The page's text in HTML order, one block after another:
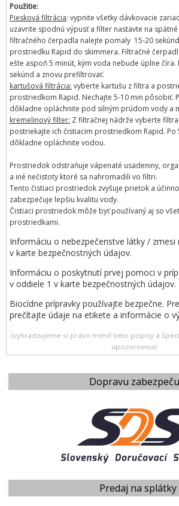
Dopravu
Predaj na splátky
Použitie:
Piesková filtrácia: vypnite všetky dávkovacie
uzavrite spodnú výpusť a filter nastavte na
filtračného čerpadla nalejte pomaly 15-20
prostriedku Rapid do skimmera. Filtračné
ešte aspoň 5 minút, kým voda nebude úplne
sekúnd a znovu prefiltrovať.
kartušová filtrácia: vyberte kartušu z filtra a
prostriedkom Rapid. Nechajte 5-10 min pôsobiť.
dôkladne opláchnite pod silným prúdom vody a
kremelinový filter: Z filtračnej nádrže vyberte
postriekajte ich čistiacim prostriedkom Rapid. Po
dôkladne opláchnite vodou.
Prostriedok odstraňuje vápenaté usadeniny,
a iné nečistoty ktoré sa nahromadili vo filtri.
Tento čistiaci prostriedok zvyšuje prietok a
zabezpečuje lepšiu kvalitu vody.
Čistiaci prostriedok môže byť používaný aj so
prostriedkami.
Informáciu o nebezpečenstve látky / zmesi
v karte bezpečnostných údajov.
Informáciu o poskytnutí prvej pomoci v
v oddiele 1 v karte bezpečnostných údajov.
Biocídne prípravky používajte bezpečne.
prečítajte údaje na etikete a informácie o
(vyhradzujeme si právo meniť tieto popisy a
upozornenia)